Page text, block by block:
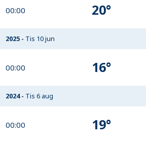
00:00 20°
2025 - Tis 10 jun
00:00 16°
2024- Tis 6 aug
00:00 19°